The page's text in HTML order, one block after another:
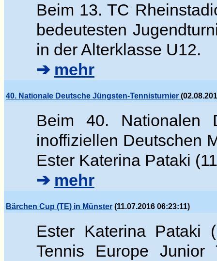
Beim 13. TC
bedeutesten
in der Alterklasse U12.
➔ mehr
40. Nationale Deutsche Jüngsten-Tennisturnier
Beim 40. Nationalen
inoffiziellen Deutschen
Ester Katerina Pataki
➔ mehr
Bärchen Cup (TE) in Münster (11.07.2016 06:23:11)
Ester Katerina Pataki
Tennis Europe Junior